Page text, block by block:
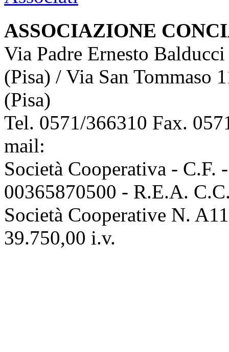
ASSOCIAZIONE
Via Padre Ernesto
(Pisa) / Via San Tommaso
(Pisa)
Tel. 0571/366310 Fax.
mail:
Società Cooperativa - C.F.
00365870500 - R.E.A.
Società Cooperative N.
39.750,00 i.v.